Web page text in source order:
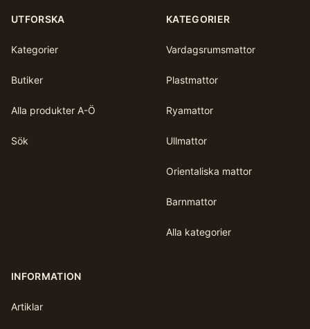
UTFORSKA
Kategorier
Butiker
Alla produkter A-Ö
Sök
KATEGORIER
Vardagsrumsmattor
Plastmattor
Ryamattor
Ullmattor
Orientaliska mattor
Barnmattor
Alla kategorier
INFORMATION
Artiklar